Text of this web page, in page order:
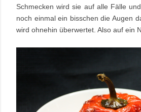
Schmecken wird sie auf alle Fälle
noch einmal ein bisschen die Augen
wird ohnehin überwertet. Also auf ein